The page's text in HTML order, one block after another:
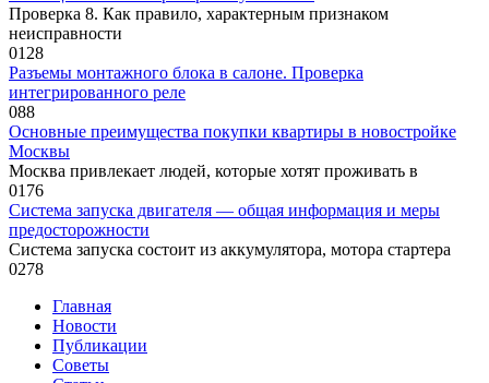
Проверка 8. Как правило, характерным признаком
неисправности
0128
Разъемы монтажного блока в салоне. Проверка
интегрированного реле
088
Основные преимущества покупки квартиры в новостройке
Москвы
Москва привлекает людей, которые хотят проживать в
0176
Система запуска двигателя — общая информация и меры
предосторожности
Система запуска состоит из аккумулятора, мотора стартера
0278
Главная
Новости
Публикации
Советы